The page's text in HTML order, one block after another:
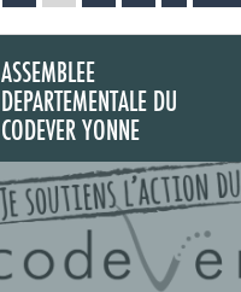
ASSEMBLEE
DEPARTEMENTALE DU
CODEVER YONNE